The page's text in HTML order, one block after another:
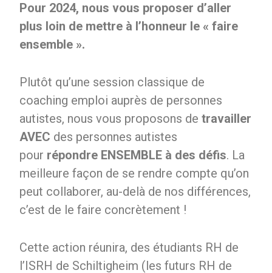
Pour 2024, nous vous proposer d’aller
plus loin de mettre à l’honneur le « faire
ensemble ».
Plutôt qu’une session classique de
coaching emploi auprès de personnes
autistes, nous vous proposons detravailler
AVEC des personnes autistes
pour répondre ENSEMBLE à des défis. La
meilleure façon de se rendre compte qu’on
peut collaborer, au-delà de nos différences,
c’est de le faire concrètement !
Cette action réunira, des étudiants RH de
l’ISRH de Schiltigheim (les futurs RH de